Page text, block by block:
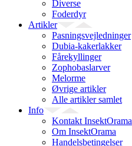
Diverse
Foderdyr
Artikler
Pasningsvejledninger
Dubia-kakerlakker
Fårekyllinger
Zophobaslarver
Melorme
Øvrige artikler
Alle artikler samlet
Info
Kontakt InsektOrama
Om InsektOrama
Handelsbetingelser